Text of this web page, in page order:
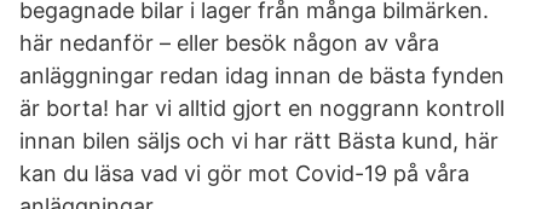
begagnade bilar i lager från många bilmärken.
här nedanför – eller besök någon av våra
anläggningar redan idag innan de bästa fynden
är borta! har vi alltid gjort en noggrann kontroll
innan bilen säljs och vi har rätt Bästa kund, här
kan du läsa vad vi gör mot Covid-19 på våra